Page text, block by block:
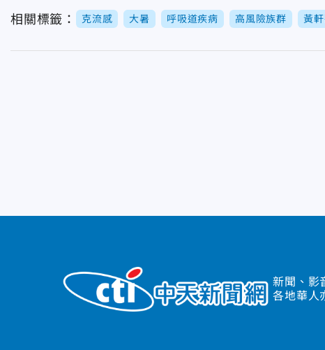
相關標籤： 克流感 大暑 呼吸道疾病 高風險族群 黃
新聞、影
各地華人